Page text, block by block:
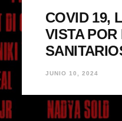
COVID 19,
VISTA POR
JUNIO 10, 2024